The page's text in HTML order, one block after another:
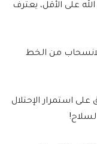
على الأقل، يعترف
من الخط
استمرار الإحتلال